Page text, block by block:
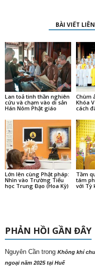
BÀI VIẾT
Lan toả tinh thần nghiên
cứu và chạm vào di sản
Hán Nôm Phật giáo
Chùm
Khóa
cách
Lớn lên cùng Phật pháp:
Nhìn vào Trường Tiểu
học Trung Đạo (Hoa Kỳ)
Tầm
tám
với Tỳ
PHẢN HỒI GẦN ĐÂY
Nguyên Cần trong Không khí
ngoại năm 2025 tại Huế